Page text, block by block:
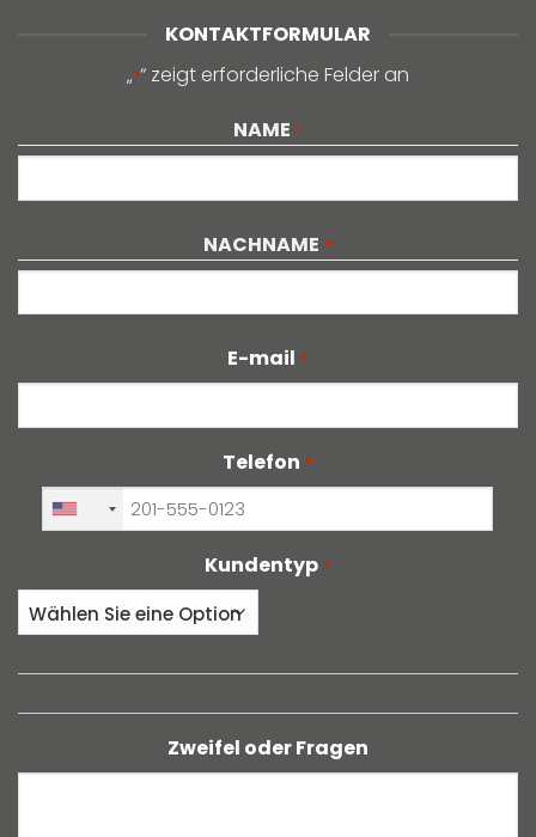
KONTAKTFORMULAR
„*“ zeigt erforderliche Felder an
NAME *
NACHNAME *
E-mail *
Telefon *
Kundentyp *
Zweifel oder Fragen